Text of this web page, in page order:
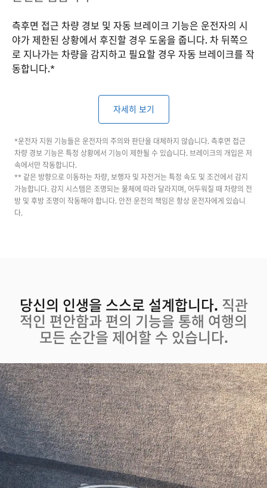
측후면 접근 차량 경보 및 자동 브레이크 기능은 운전자의 시
야가 제한된 상황에서 후진할 경우 도움을 줍니다. 차 뒤쪽으
로 지나가는 차량을 감지하고 필요할 경우 자동 브레이크를 작
동합니다.*
자세히 보기
*운전자 지원 기능들은 운전자의 주의와 판단을 대체하지 않습니다. 측후면 접근
차량 경보 기능은 특정 상황에서 기능이 제한될 수 있습니다. 브레이크의 개입은 저
속에서만 작동합니다.
** 같은 방향으로 이동하는 차량, 보행자 및 자전거는 특정 속도 및 조건에서 감지
가능합니다. 감지 시스템은 조명되는 물체에 따라 달라지며, 어두워질 때 차량의 전
방 및 후방 조명이 작동해야 합니다. 안전 운전의 책임은 항상 운전자에게 있습니
다.
당신의 인생을 스스로 설계합니다. 직관
적인 편안함과 편의 기능을 통해 여행의
모든 순간을 제어할 수 있습니다.